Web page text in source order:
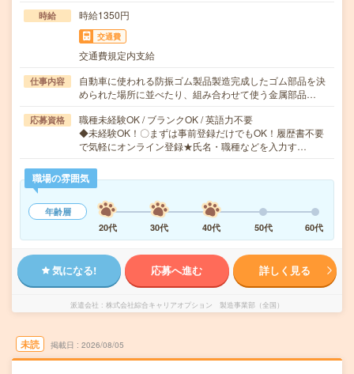
時給 時給1350円
交通費
交通費規定内支給
仕事内容
自動車に使われる防振ゴム製品製造完成したゴム部品を決
められた場所に並べたり、組み合わせて使う金属部品…
応募資格
職種未経験OK / ブランクOK / 英語力不要
◆未経験OK！〇まずは事前登録だけでもOK！履歴書不要
で気軽にオンライン登録★氏名・職種などを入力す…
職場の雰囲気
年齢層
20代
30代 40代 50代 60代
気になる! 応募へ進む 詳しく見る
派遣会社 株式会社綜合キャリアオプション 製造事業部（全国）
未読 掲載日 2026/08/05